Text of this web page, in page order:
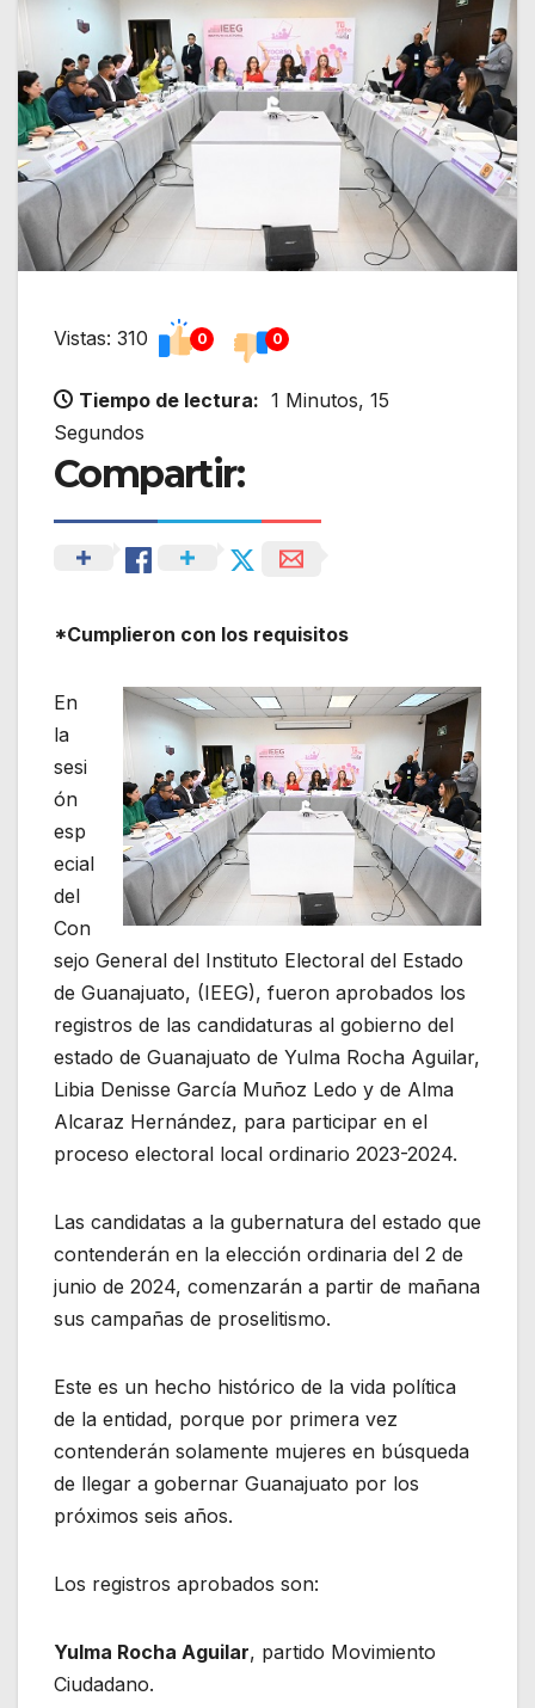
Vistas: 310 0 0
Tiempo de lectura: 1 Minutos, 15
Segundos
Compartir:
*Cumplieron con los requisitos
En
la
sesi
ón
esp
ecial
del
Con
sejo General del Instituto Electoral del Estado
de Guanajuato, (IEEG), fueron aprobados los
registros de las candidaturas al gobierno del
estado de Guanajuato de Yulma Rocha Aguilar,
Libia Denisse García Muñoz Ledo y de Alma
Alcaraz Hernández, para participar en el
proceso electoral local ordinario 2023-2024.
Las candidatas a la gubernatura del estado que
contenderán en la elección ordinaria del 2 de
junio de 2024, comenzarán a partir de mañana
sus campañas de proselitismo.
Este es un hecho histórico de la vida política
de la entidad, porque por primera vez
contenderán solamente mujeres en búsqueda
de llegar a gobernar Guanajuato por los
próximos seis años.
Los registros aprobados son:
Yulma Rocha Aguilar, partido Movimiento
Ciudadano.